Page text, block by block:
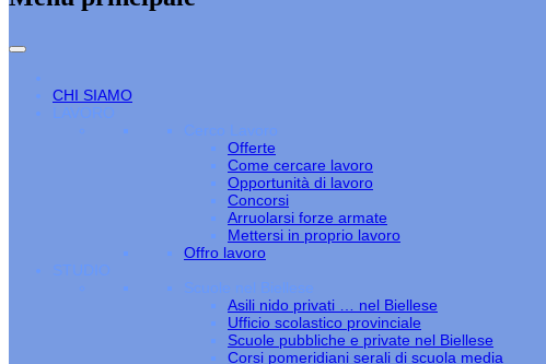
CHI SIAMO
LAVORO
Cerco Lavoro
Offerte
Come cercare lavoro
Opportunità di lavoro
Concorsi
Arruolarsi forze armate
Mettersi in proprio lavoro
Offro lavoro
STUDIO
Scuole nel Biellese
Asili nido privati … nel Biellese
Ufficio scolastico provinciale
Scuole pubbliche e private nel Biellese
Corsi pomeridiani serali di scuola media